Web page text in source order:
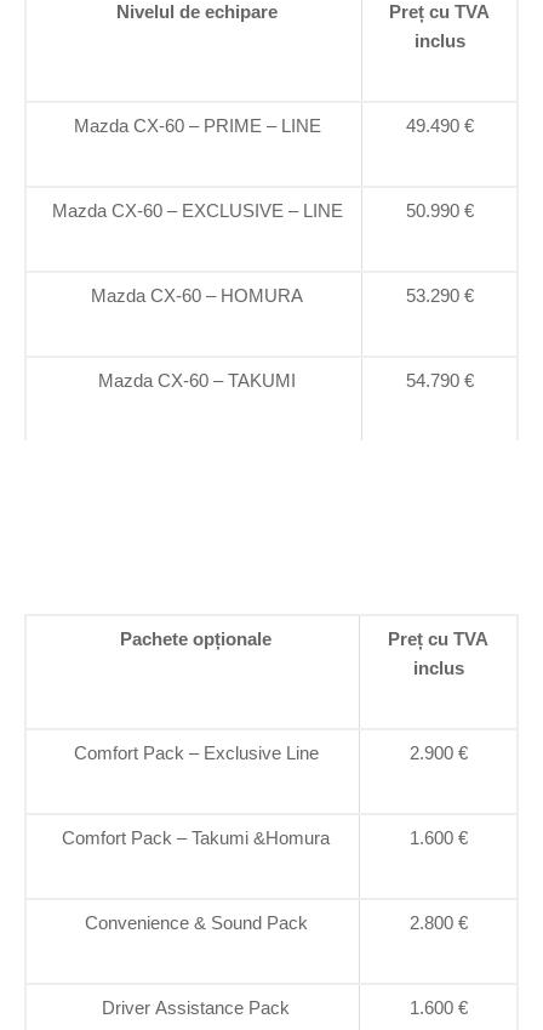
Nivelul de echipare
Preț cu TVA
inclus
Mazda CX-60 – PRIME – LINE 49.490 €
Mazda CX-60 – EXCLUSIVE – LINE 50.990 €
Mazda CX-60 – HOMURA 53.290 €
Mazda CX-60 – TAKUMI 54.790 €
Pachete opționale
Preț cu TVA
inclus
Comfort Pack – Exclusive Line 2.900 €
Comfort Pack – Takumi &Homura 1.600 €
Convenience & Sound Pack 2.800 €
Driver Assistance Pack 1.600 €